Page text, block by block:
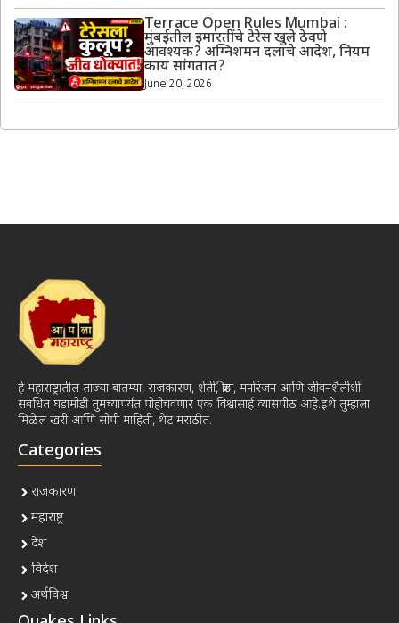
Terrace Open Rules Mumbai :
मुंबईतील इमारतींचे टेरेस खुले ठेवणे
आवश्यक? अग्निशमन दलाचे आदेश, नियम
काय सांगतात?
June 20, 2026
हे महाराष्ट्रातील ताज्या बातम्या, राजकारण, शेती, क्रीडा, मनोरंजन आणि जीवनशैलीशी
संबंधित घडामोडी तुमच्यापर्यंत पोहोचवणारं एक विश्वासार्ह व्यासपीठ आहे.इथे तुम्हाला
मिळेल खरी आणि सोपी माहिती, थेट मराठीत.
Categories
राजकारण
महाराष्ट्र
देश
विदेश
अर्थविश्व